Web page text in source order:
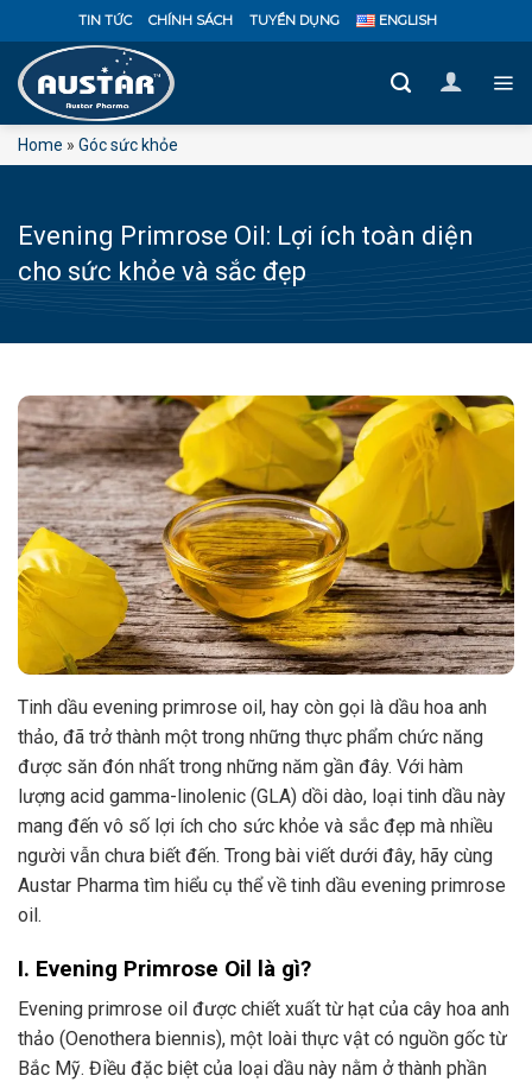
qua
nội
dung
TIN TỨC CHÍNH SÁCH TUYỂN DỤNG ENGLISH
Home » Góc sức khỏe
Evening Primrose Oil: Lợi ích toàn diện
cho sức khỏe và sắc đẹp
Tinh dầu evening primrose oil, hay còn gọi là dầu hoa anh
thảo, đã trở thành một trong những thực phẩm chức năng
được săn đón nhất trong những năm gần đây. Với hàm
lượng acid gamma-linolenic (GLA) dồi dào, loại tinh dầu này
mang đến vô số lợi ích cho sức khỏe và sắc đẹp mà nhiều
người vẫn chưa biết đến. Trong bài viết dưới đây, hãy cùng
Austar Pharma tìm hiểu cụ thể về tinh dầu evening primrose
oil.
I. Evening Primrose Oil là gì?
Evening primrose oil được chiết xuất từ hạt của cây hoa anh
thảo (Oenothera biennis), một loài thực vật có nguồn gốc từ
Bắc Mỹ. Điều đặc biệt của loại dầu này nằm ở thành phần